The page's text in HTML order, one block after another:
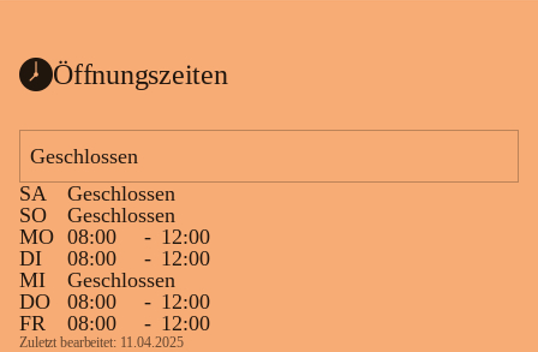
Öffnungszeiten
Geschlossen
SA
Geschlossen
SO
Geschlossen
MO 08:00 - 12:00
DI
08:00 - 12:00
MI
Geschlossen
DO
08:00 - 12:00
FR
08:00 - 12:00
Zuletzt bearbeitet: 11.04.2025